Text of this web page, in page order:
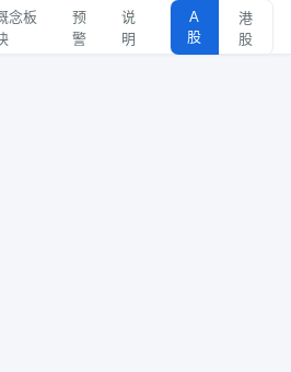
念板
预
警
说
明
A
股
港
股